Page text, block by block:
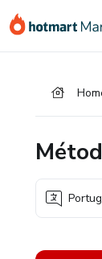
para
para
para